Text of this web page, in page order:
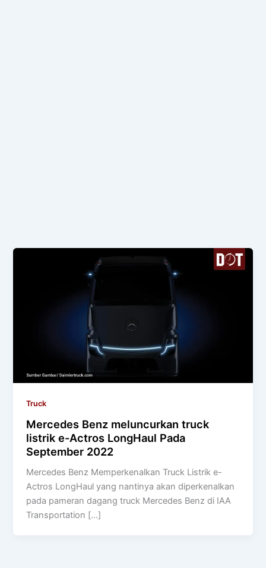
Truck
Mercedes Benz meluncurkan truck
listrik e-Actros LongHaul Pada
September 2022
Mercedes Benz Memperkenalkan Truck Listrik e-
Actros LongHaul yang nantinya akan diperkenalkan
pada pameran dagang truck Mercedes Benz di IAA
Transportation […]